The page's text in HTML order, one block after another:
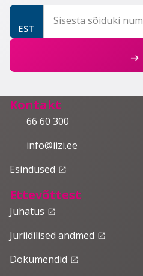
EST
Sisesta sõiduki
east
Kontakt
66 60 300
info@iizi.ee
Esindused launch
Ettevõttest
Juhatus launch
Juriidilised andmed launch
Dokumendid launch